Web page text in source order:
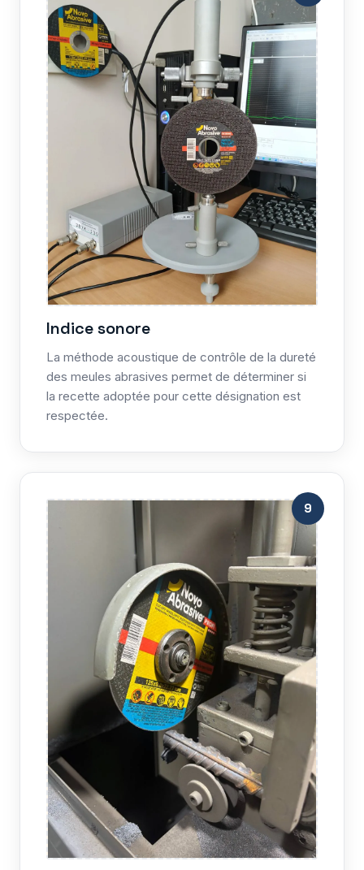
Indice sonore
La méthode acoustique de contrôle de la dureté
des meules abrasives permet de déterminer si
la recette adoptée pour cette désignation est
respectée.
9